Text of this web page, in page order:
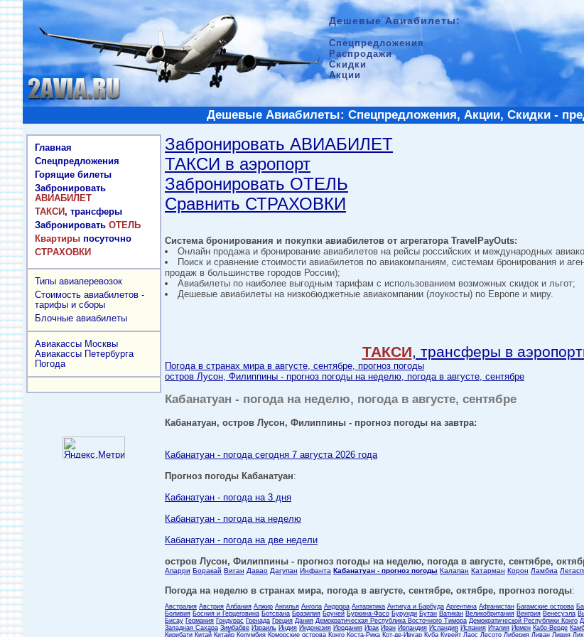
Дешевые Авиабилеты:
Спецпредложения
Распродажи
Скидки
Акции
Дешевые Авиабилеты: Спецпредложения, Акции, Скидки -
Главная
Спецпредложения
Горящие билеты
Забронировать
АВИАБИЛЕТ
ТАКСИ, трансферы
Забронировать ОТЕЛЬ
Квартиры посуточно
СТРАХОВКИ
Типы авиаперевозок
Стоимость авиабилетов -
тарифы и сборы
Блочные авиабилеты
Авиакассы Москвы
Авиакассы Петербурга
Погода
Забронировать АВИАБИЛЕТ
ТАКСИ в аэропорт
Забронировать ОТЕЛЬ
Сравнить СТРАХОВКИ
Система бронирования и покупки авиабилетов от агрегатора TravelPayOuts:
Онлайн продажа и бронирование авиабилетов на рейсы российских и международных
Поиск и сравнение стоимости авиабилетов по авиакомпаниям, системам бронирования и
продаж в большинстве городов России);
Авиабилеты по наиболее выгодным тарифам с использованием возможных скидок и льгот;
Дешевые авиабилеты на низкобюджетные авиакомпании (лоукосты) по Европе и миру.
ТАКСИ, трансферы в
Погода в странах мира в августе, сентябре, прогноз погоды
остров Лусон, Филиппины - прогноз погоды на неделю, погода в августе, сентябре
Кабанатуан - погода на неделю, погода в августе, сентябре
Кабанатуан, остров Лусон, Филиппины - прогноз погоды на завтра:
Кабанатуан - погода сегодня 7 августа 2026 года
Прогноз погоды Кабанатуан:
Кабанатуан - погода на 3 дня
Кабанатуан - погода на неделю
Кабанатуан - погода на две недели
остров Лусон, Филиппины - прогноз погоды на неделю, погода в августе, сентябре,
Апарри Боракай Виган Давао Дагупан Инфанта Кабанатуан - прогноз погоды Калапан Катарман Корон Ламбиа
Погода на неделю в странах мира, погода в августе, сентябре, октябре, прогноз погоды:
Австралия Австрия Албания Алжир Ангилья Ангола Андорра Антарктика Антигуа и Барбуда Аргентина Афганистан Багамские острова
Боливия Босния и Герцеговина Ботсвана Бразилия Бруней Буркина-Фасо Бурунди Бутан Ватикан Великобритания Венгрия Венесуэла
Бисау Германия Гондурас Гренада Греция Дания Демократическая Республика Восточного Тимора Демократической Республики Конго
Западная Сахара Зимбабве Израиль Индия Индонезия Иордания Ирак Иран Ирландия Исландия Испания Италия Йемен Кабо-Верде
Кирибати Китай Китайр Колумбия Коморские острова Конго Коста-Рика Кот-де-Ивуар Куба Кувейт Лаос Лесото Либерия Ливан Ливия